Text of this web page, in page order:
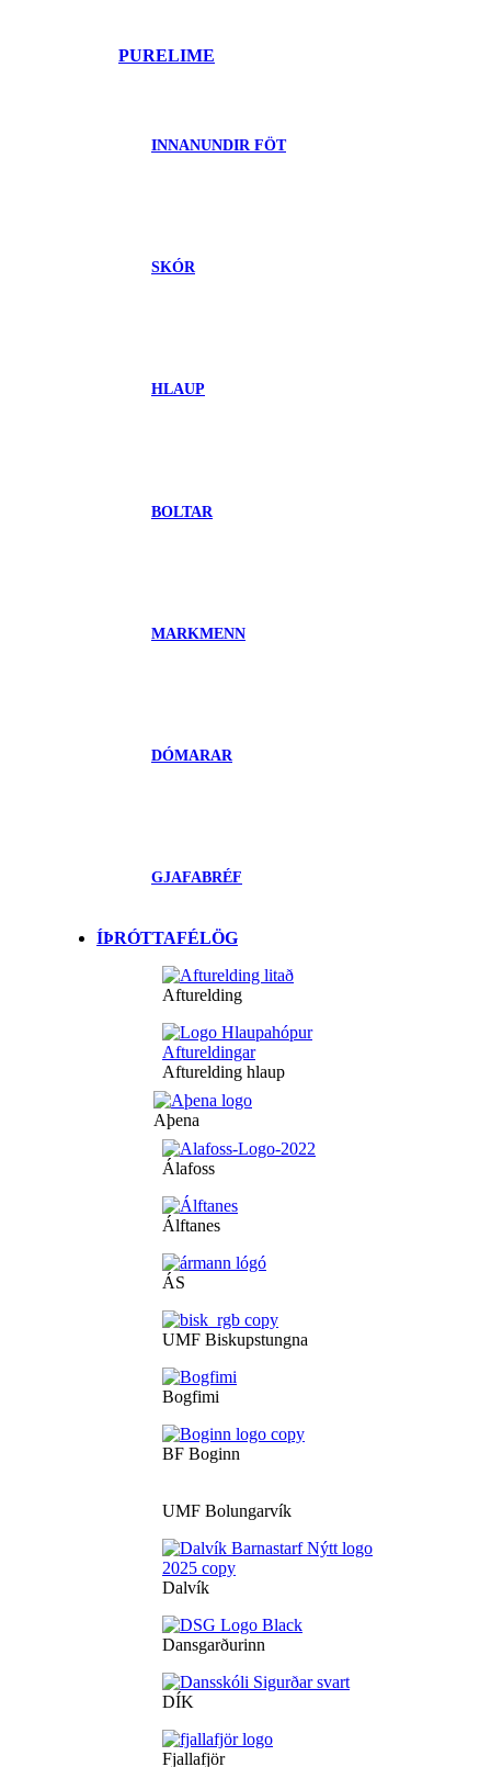
PURELIME
INNANUNDIR FÖT
SKÓR
HLAUP
BOLTAR
MARKMENN
DÓMARAR
GJAFABRÉF
ÍÞRÓTTAFÉLÖG
Afturelding
Afturelding hlaup
Aþena
Álafoss
Álftanes
ÁS
UMF Biskupstungna
Bogfimi
BF Boginn
UMF Bolungarvík
Dalvík
Dansgarðurinn
DÍK
Fjallafjör